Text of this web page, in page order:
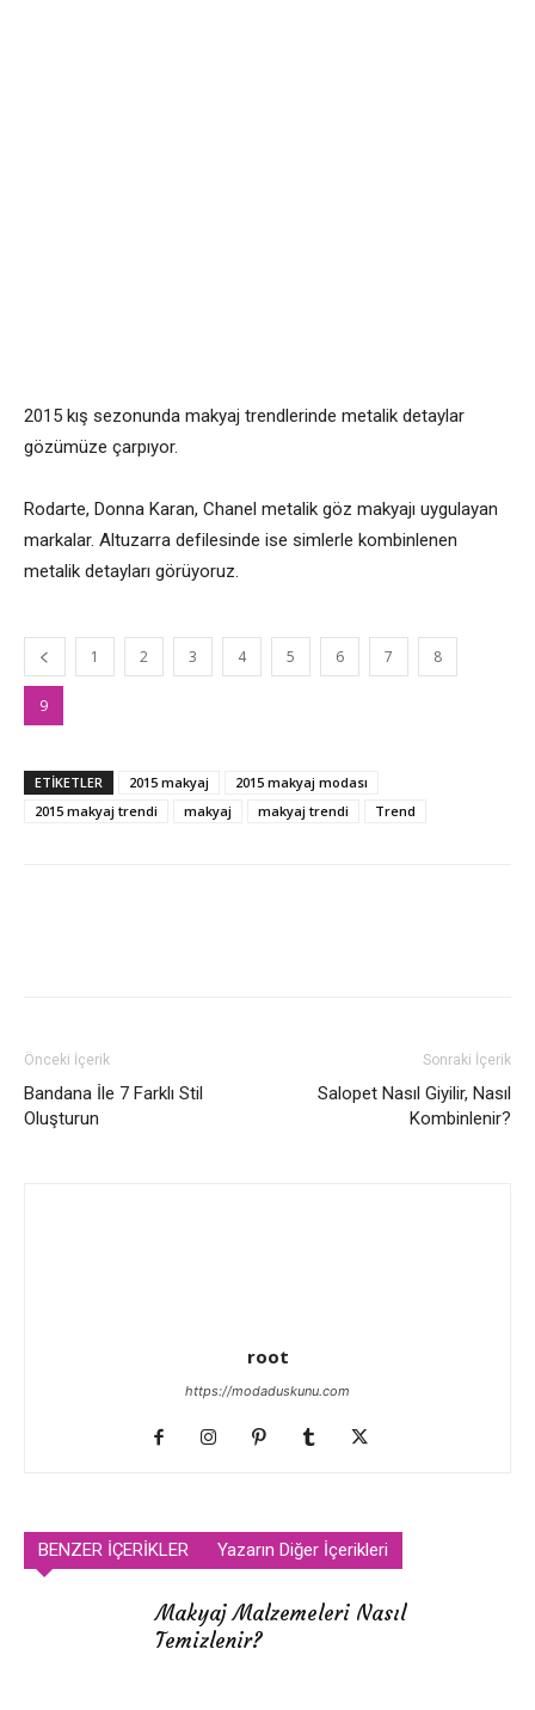
2015 kış sezonunda makyaj trendlerinde metalik detaylar
gözümüze çarpıyor.
Rodarte, Donna Karan, Chanel metalik göz makyajı uygulayan
markalar. Altuzarra defilesinde ise simlerle kombinlenen
metalik detayları görüyoruz.
1 2 3 4 5 6 7 8
9
ETİKETLER 2015 makyaj
2015 makyaj modası
2015 makyaj trendi
makyaj makyaj trendi Trend
Önceki İçerik
Bandana İle 7 Farklı Stil
Oluşturun
Sonraki İçerik
Salopet Nasıl Giyilir, Nasıl
Kombinlenir?
root
https://modaduskunu.com
BENZER İÇERİKLER Yazarın Diğer İçerikleri
Makyaj Malzemeleri Nasıl
Temizlenir?